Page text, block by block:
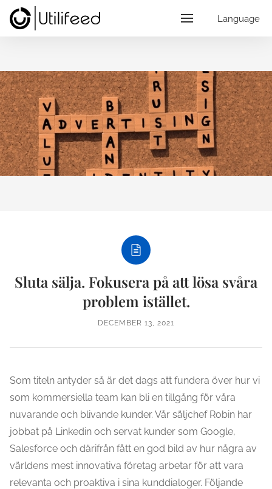
Language
Sluta sälja. Fokusera på att lösa svåra
problem istället.
DECEMBER 13, 2021
Som titeln antyder så är det dags att fundera över hur vi
som kommersiella team kan bli en tillgång för våra
nuvarande och blivande kunder. Vår säljchef Robin har
jobbat på Linkedin och servat kunder som Google,
Salesforce och därifrån fått en god bild av hur några av
världens mest innovativa företag arbetar för att vara
relevanta och proaktiva i sina kunddialoger. Följande